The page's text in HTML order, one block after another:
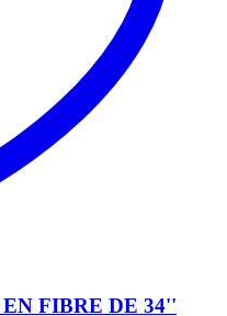
FIBRE DE 34''